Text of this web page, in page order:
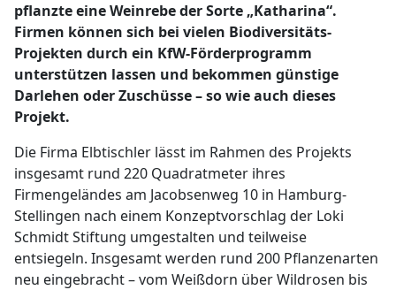
pflanzte eine Weinrebe der Sorte „Katharina“.
Firmen können sich bei vielen Biodiversitäts-
Projekten durch ein KfW-Förderprogramm
unterstützen lassen und bekommen günstige
Darlehen oder Zuschüsse – so wie auch dieses
Projekt.
Die Firma Elbtischler lässt im Rahmen des Projekts
insgesamt rund 220 Quadratmeter ihres
Firmengeländes am Jacobsenweg 10 in Hamburg-
Stellingen nach einem Konzeptvorschlag der Loki
Schmidt Stiftung umgestalten und teilweise
entsiegeln. Insgesamt werden rund 200 Pflanzenarten
neu eingebracht – vom Weißdorn über Wildrosen bis